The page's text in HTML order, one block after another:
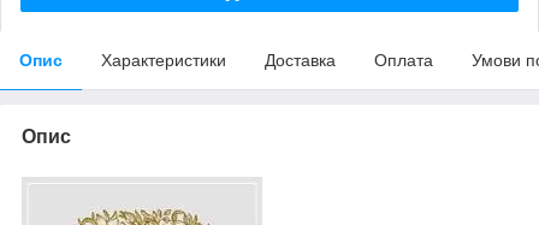
Опис Характеристики Доставка Оплата Умови
Опис